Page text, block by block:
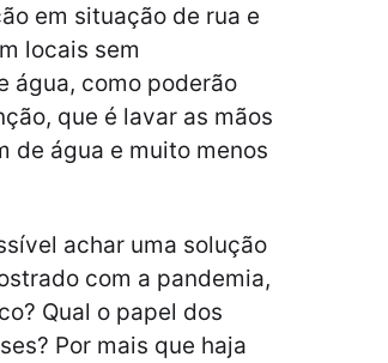
em situação de rua e
locais sem
água, como poderão
que é lavar as mãos
de água e muito menos
achar uma solução
com a pandemia,
Qual o papel dos
Por mais que haja